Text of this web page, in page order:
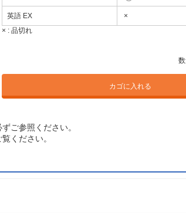
英語 EX
×
× : 品切れ
数
カゴに入れる
ご参照ください。
ください。